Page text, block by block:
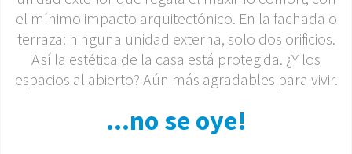
el mínimo impacto arquitectónico. En la fachada o
terraza: ninguna unidad externa, solo dos orificios.
Así la estética de la casa está protegida. ¿Y los
espacios al abierto? Aún más agradables para vivir.
...no se oye!